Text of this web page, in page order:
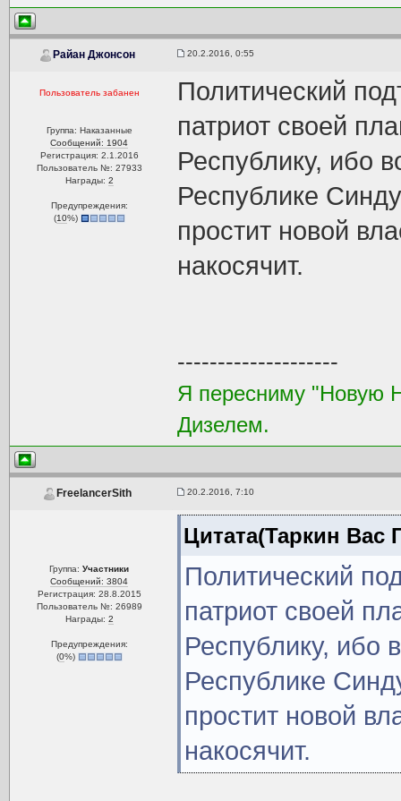
Райан Джонсон 20.2.2016, 0:55
Пользователь забанен
Группа: Наказанные
Сообщений: 1904
Регистрация: 2.1.2016
Пользователь №: 27933
Награды: 2
Предупреждения:
(10%)
Политический
патриот своей
Республику, ибо
Республике
простит новой
накосячит.
--------------------
Я пересниму "Новую
Дизелем.
FreelancerSith 20.2.2016, 7:10
Группа:Участники
Сообщений: 3804
Регистрация: 28.8.2015
Пользователь №: 26989
Награды: 2
Предупреждения:
(0%)
Цитата(Таркин Вас
Политический
патриот своей
Республику, ибо
Республике
простит новой
накосячит.